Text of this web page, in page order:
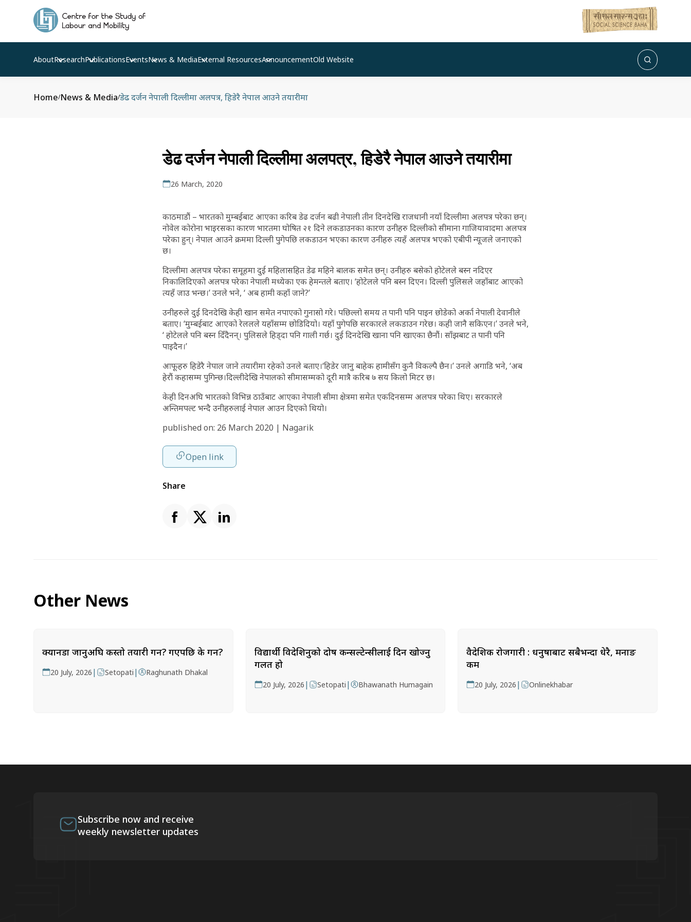
AboutResearchPublicationsEventsNews & MediaExternal ResourcesAnnouncementOld Website
Home/News & Media/डेढ दर्जन नेपाली दिल्लीमा अलपत्र, हिडेरै नेपाल आउने तयारीमा
डेढ दर्जन नेपाली दिल्लीमा अलपत्र, हिडेरै नेपाल आउने तयारीमा
26 March, 2020
काठमाडौं – भारतको मुम्बईबाट आएका करिब डेढ दर्जन बढी नेपाली तीन दिनदेखि राजधानी नयाँ दिल्लीमा अलपत्र परेका छन्।
नोवेल कोरोना भाइरसका कारण भारतमा घोषित २१ दिने लकडाउनका कारण उनीहरु दिल्लीकाे सीमाना गाजियावादमा अलपत्र
परेका हुन्। नेपाल आउने क्रममा दिल्ली पुगेपछि लकडाउन भएका कारण उनीहरु त्यहँ अलपत्र भएको एबीपी न्यूजले जनाएको
छ।
दिल्लीमा अलपत्र परेका समूहमा दुई महिलासहित डेढ महिने बालक समेत छन्। उनीहरु बसेको होटेलले बस्न नदिएर
निकालिदिएको अलपत्र परेका नेपाली मध्येका एक हेमन्तले बताए। ‘होटेलले पनि बस्न दिएन। दिल्ली पुलिसले जहाँबाट आएको
त्यहँ जाउ भन्छ।’ उनले भने, ‘ अब हामी कहाँ जाने?’
उनीहरुले दुई दिनदेखि केही खान समेत नपाएको गुनासो गरे। पछिल्लो समय त पानी पनि पाइन छोडेको अर्का नेपाली देवानीले
बताए। ‘मुम्बईबाट आएको रेललले यहाँसम्म छोडिदियो। यहाँ पुगेपछि सरकारले लकडाउन गरेछ। कही जानै सकिएन।’ उनले भने,
‘ होटेलले पनि बस्न दिँदैनन्। पुलिसले हिड्दा पनि गाली गर्छ। दुई दिनदेखि खाना पनि खाएका छैनौं। साँझबाट त पानी पनि
पाइदैन।’
आफूहरु हिडेरै नेपाल जाने तयारीमा रहेको उनले बताए।‘हिडेर जानु बाहेक हामीसँग कुनै विकल्पै छैन।’ उनले अगाडि भने, ‘अब
हेरौं कहासम्म पुगिन्छ।दिल्लीदेखि नेपालको सीमासम्मको दूरी मात्रै करिब ७ सय किलो मिटर छ।
केही दिनअघि भारतको विभिन्न ठाउँबाट आएका नेपाली सीमा क्षेत्रमा समेत एकदिनसम्म अलपत्र परेका थिए। सरकारले
अन्तिमपल्ट भन्दै उनीहरुलाई नेपाल आउन दिएको थियो।
published on: 26 March 2020 | Nagarik
Open link
Share
Other News
क्यानडा जानुअघि कस्तो तयारी गर्ने? गएपछि के गर्ने?
20 July, 2026 | Setopati | Raghunath Dhakal
विद्यार्थी विदेशिनुको दोष कन्सल्टेन्सीलाई दिन खोज्नु
गलत हो
20 July, 2026 | Setopati | Bhawanath Humagain
वैदेशिक रोजगारी : धनुषाबाट सबैभन्दा धेरै, मनाङ
कम
20 July, 2026 | Onlinekhabar
Subscribe now and receive
weekly newsletter updates